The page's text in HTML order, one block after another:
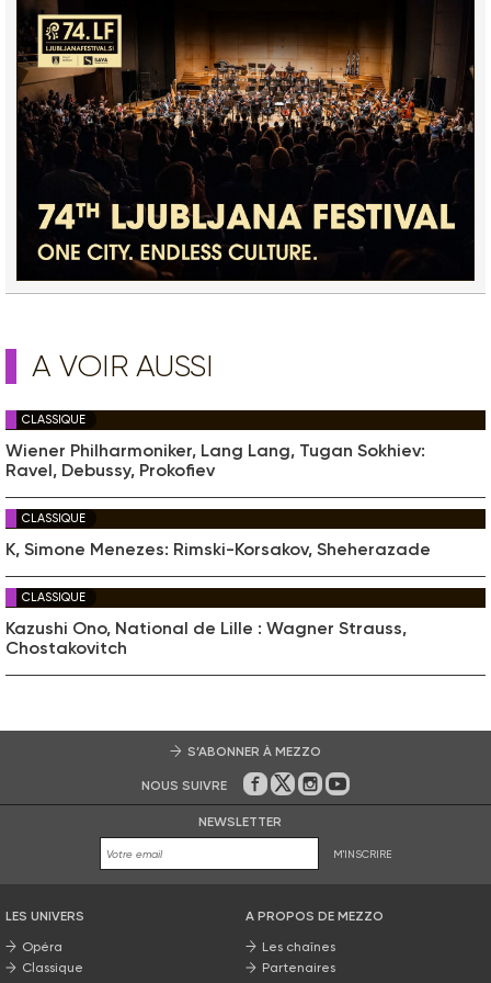
A VOIR AUSSI
CLASSIQUE
Wiener Philharmoniker, Lang Lang, Tugan Sokhiev:
Ravel, Debussy, Prokofiev
CLASSIQUE
K, Simone Menezes: Rimski-Korsakov, Sheherazade
CLASSIQUE
Kazushi Ono, National de Lille : Wagner Strauss,
Chostakovitch
S’ABONNER À MEZZO
NOUS SUIVRE Sur Facebook
Sur Twitter
Sur Instagram
Sur Youtube
NEWSLETTER
M'INSCRIRE
LES UNIVERS
Opéra
Classique
A PROPOS DE MEZZO
Les chaînes
Partenaires